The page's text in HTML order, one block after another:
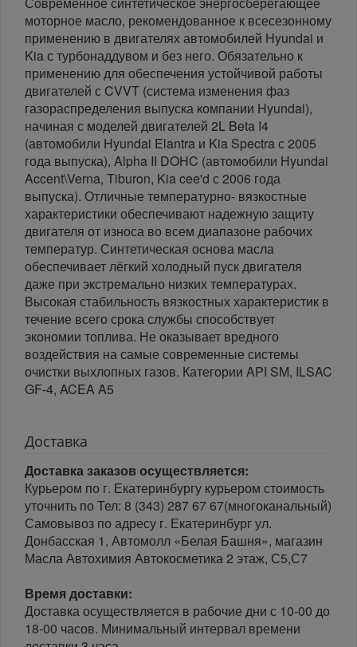
моторное масло, рекомендованное к всесезонному
применению в двигателях автомобилей Hyundai и
Kia с турбонаддувом и без него. Обязательно к
применению для обеспечения устойчивой работы
двигателей с CVVT (система изменения фаз
газораспределения выпуска компании Hyundai),
начиная с моделей двигателей 2L Beta I4
(автомобили Hyundai Elantra и Kia Spectra с 2005
года выпуска), Alpha II DOHC (автомобили Hyundai
Accent\Verna, Tiburon, Kia cee'd с 2006 года
выпуска). Отличные температурно- вязкостные
характеристики обеспечивают надежную защиту
двигателя от износа во всем диапазоне рабочих
температур. Синтетическая основа масла
обеспечивает лёгкий холодный пуск двигателя
даже при экстремально низких температурах.
Высокая стабильность вязкостных характеристик в
течение всего срока службы способствует
экономии топлива. Не оказывает вредного
воздействия на самые современные системы
очистки выхлопных газов. Категории API SM, ILSAC
GF-4, ACEA A5
Доставка
Доставка заказов осуществляется:
Курьером по г. Екатеринбургу курьером стоимость
уточнить по Тел: 8 (343) 287 67 67(многоканальный)
Самовывоз по адресу г. Екатеринбург ул.
Донбасская 1, Автомолл «Белая Башня», магазин
Масла Автохимия Автокосметика 2 этаж, С5,С7
Время доставки:
Доставка осуществляется в рабочие дни с 10-00 до
18-00 часов. Минимальный интервал времени